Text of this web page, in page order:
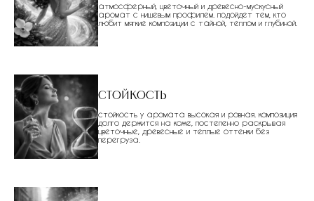
атмосферный, цветочный и древесно-мускусный
аромат с нишевым профилем. подойдет тем, кто
любит мягкие композиции с тайной, теплом и глубиной.
Стойкость
стойкость у аромата высокая и ровная. композиция
долго держится на коже, постепенно раскрывая
цветочные, древесные и теплые оттенки без
перегруза.